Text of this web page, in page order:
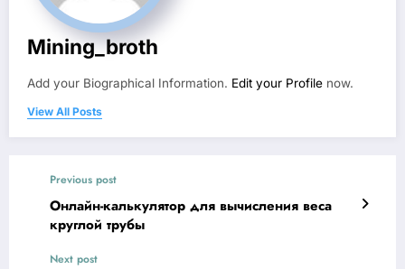
Mining_broth
Add your Biographical Information. Edit your Profile now.
View All Posts
Previous post
Онлайн-калькулятор для вычисления веса
круглой трубы
Next post